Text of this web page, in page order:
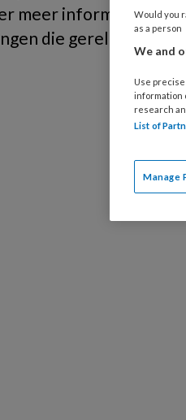
meer informatie
die gerelateerd
Would you
as a person
We and
Use
information
research
List of
Manage